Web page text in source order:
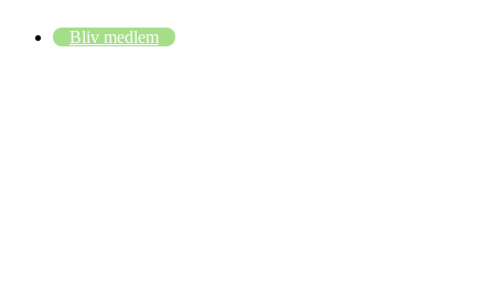
Bliv medlem